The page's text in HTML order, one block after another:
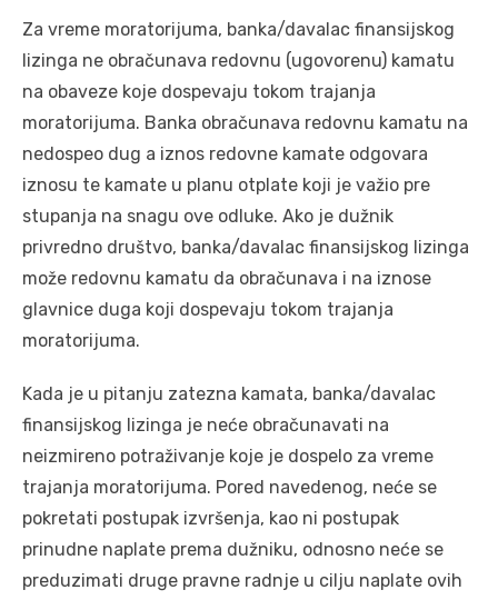
Za vreme moratorijuma, banka/davalac finansijskog
lizinga ne obračunava redovnu (ugovorenu) kamatu
na obaveze koje dospevaju tokom trajanja
moratorijuma. Banka obračunava redovnu kamatu na
nedospeo dug a iznos redovne kamate odgovara
iznosu te kamate u planu otplate koji je važio pre
stupanja na snagu ove odluke. Ako je dužnik
privredno društvo, banka/davalac finansijskog lizinga
može redovnu kamatu da obračunava i na iznose
glavnice duga koji dospevaju tokom trajanja
moratorijuma.
Kada je u pitanju zatezna kamata, banka/davalac
finansijskog lizinga je neće obračunavati na
neizmireno potraživanje koje je dospelo za vreme
trajanja moratorijuma. Pored navedenog, neće se
pokretati postupak izvršenja, kao ni postupak
prinudne naplate prema dužniku, odnosno neće se
preduzimati druge pravne radnje u cilju naplate ovih